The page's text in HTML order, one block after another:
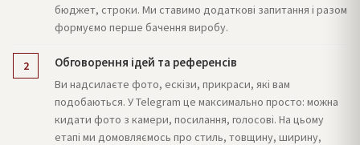
бюджет, строки. Ми ставимо додаткові запитання і разом
формуємо перше бачення виробу.
2 Обговорення ідей та референсів
Ви надсилаєте фото, ескізи, прикраси, які вам
подобаються. У Telegram це максимально просто: можна
кидати фото з камери, посилання, голосові. На цьому
етапі ми домовляємось про стиль, товщину, ширину,